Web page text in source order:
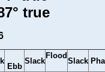
true
Ebb
Slack
Flood
Slack